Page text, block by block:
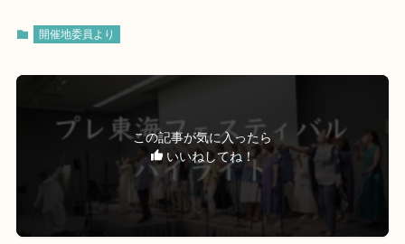
開催地委員より
この記事が気に入ったら
いいねしてね！